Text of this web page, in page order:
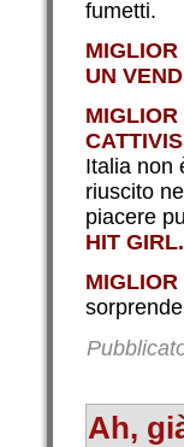
fumetti.
MIGLIOR
UN
MIGLIOR
Italia non
riuscito
piacere
HIT GIRL.
Ah,